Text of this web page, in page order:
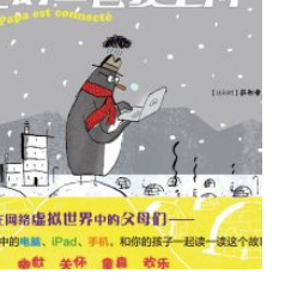
Add to
wishlist